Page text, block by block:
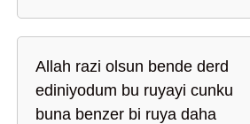
Allah razi olsun bende derd
ediniyodum bu ruyayi cunku
buna benzer bi ruya daha